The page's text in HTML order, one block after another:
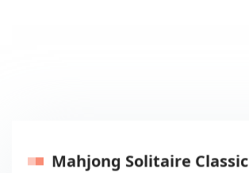
Mahjong Solitaire Classic